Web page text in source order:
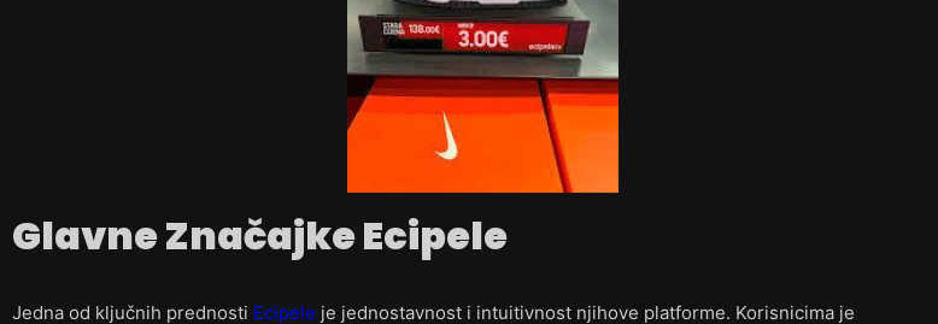
Glavne Značajke Ecipele
Jedna od ključnih prednosti Ecipele je jednostavnost i intuitivnost njihove platforme. Korisnicima je